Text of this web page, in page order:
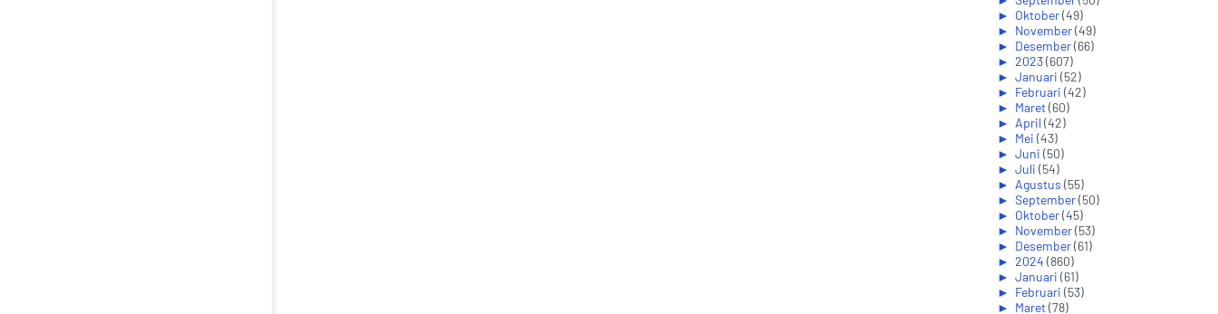
► Oktober(49)
► November(49)
► Desember(66)
► 2023(607)
► Januari (52)
► Februari (42)
► Maret(60)
► April(42)
► Mei (43)
► Juni (50)
► Juli (54)
► Agustus (55)
► September(50)
► Oktober(45)
► November(53)
► Desember(61)
► 2024 (860)
► Januari (61)
► Februari (53)
► Maret(78)